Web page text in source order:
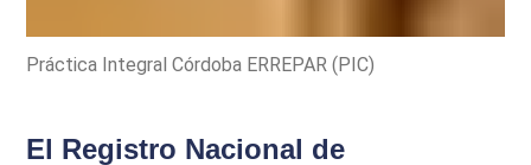
Práctica Integral Córdoba ERREPAR (PIC)
El Registro Nacional de